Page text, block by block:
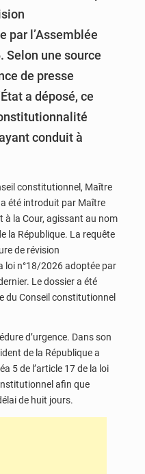
par l’Assemblée
Selon une source
de presse
a déposé, ce
conduit à
constitutionnel, Maître
été introduit par Maître
à la Cour, agissant au nom
la République. La requête
de révision
loi n°18/2026 adoptée par
Le dossier a été
du Conseil constitutionnel
d’urgence. Dans son
de la République a
5 de l’article 17 de la loi
afin que
de huit jours.